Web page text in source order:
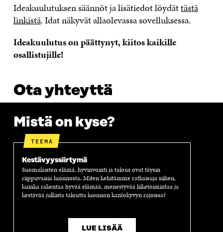
Ideakuulutuksen säännöt ja lisätiedot löydättästä
linkistä. Idat näkyvät allaolevassa sovelluksessa.
Ideakuulutus on päättynyt, kiitos kaikille
osallistujille!
Ota yhteyttä
Mistä on kyse?
TEEMA
Kestävyyssiirtymä
Suomalaisten elämä, hyvinvointi ja talous ovat täysin
riippuvaisia luonnosta. Miten kehitämme ratkaisuja siihen,
kuinka rakentaa hyvää elämää, menestyvää liiketoimintaa ja
kestävää julkista taloutta luonnon kantokyvyn rajoissa?
LUE LISÄÄ